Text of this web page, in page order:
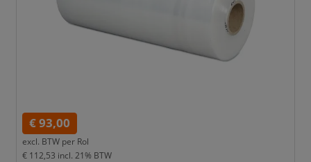
€ 93,00
excl. BTW per Rol
€ 112,53 incl. 21% BTW